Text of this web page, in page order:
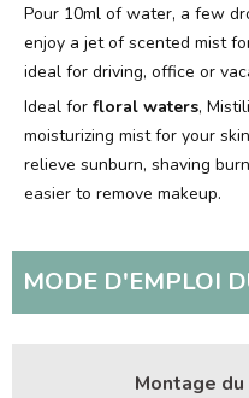
Pour 10ml of water, a few
enjoy a jet of scented mist
ideal for driving, office or
Ideal for floral waters,
moisturizing mist for your
relieve sunburn, shaving
easier to remove makeup.
MODE D'EMPLOI
Montage